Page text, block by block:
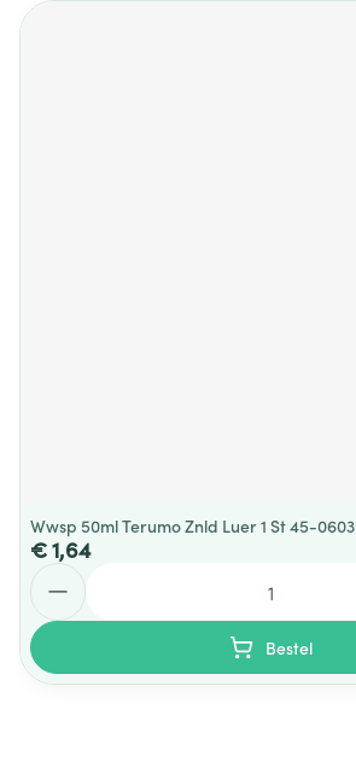
Wwsp 50ml Terumo Znld Luer 1 St 45-0603
€ 1,64
Bestel